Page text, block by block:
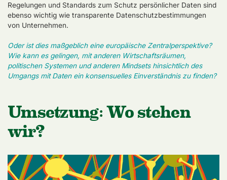
Regelungen und Standards zum Schutz persönlicher Daten sind
ebenso wichtig wie transparente Datenschutzbestimmungen
von Unternehmen.
Oder ist dies maßgeblich eine europäische Zentralperspektive?
Wie kann es gelingen, mit anderen Wirtschaftsräumen,
politischen Systemen und anderen Mindsets hinsichtlich des
Umgangs mit Daten ein konsensuelles Einverständnis zu finden?
Umsetzung: Wo stehen
wir?